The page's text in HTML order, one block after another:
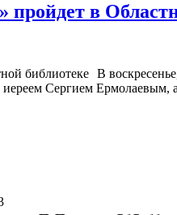
в
В
Сергием